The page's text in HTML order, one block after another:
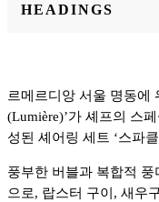
HEADINGS
르메르디앙 서울 명동에
(Lumière)’가 셰프의 스
성된 셰어링 세트 ‘스파
풍부한 버블과 복합적
으로, 랍스터 구이, 새우